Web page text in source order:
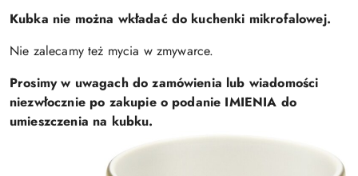
Kubka nie można wkładać do kuchenki mikrofalowej.
Nie zalecamy też mycia w zmywarce.
Prosimy w uwagach do zamówienia lub wiadomości
niezwłocznie po zakupie o podanie IMIENIA do
umieszczenia na kubku.